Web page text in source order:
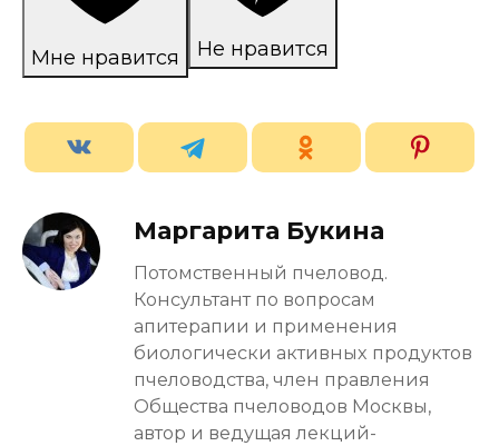
Мне нравится Не нравится
Маргарита Букина
Потомственный пчеловод.
Консультант по вопросам
апитерапии и применения
биологически активных продуктов
пчеловодства, член правления
Общества пчеловодов Москвы,
автор и ведущая лекций-